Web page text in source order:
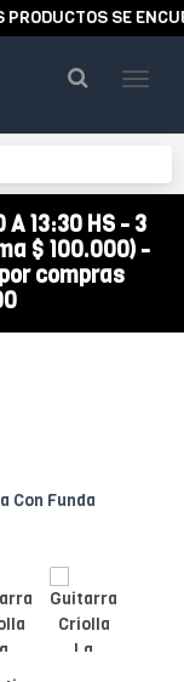
SE
A 13:30 HS - 3
$ 100.000) -
compras